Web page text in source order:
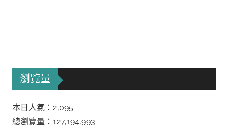
瀏覽量
本日人氣：2,095
總瀏覽量：127,194,993